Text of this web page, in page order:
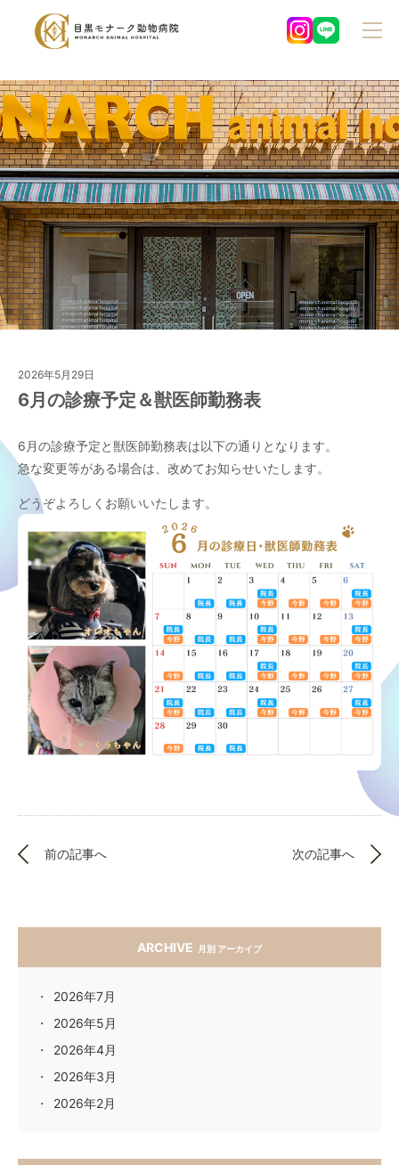
2026年5月29日
6月の診療予定＆獣医師勤務表
6月の診療予定と獣医師勤務表は以下の通りとなります。
急な変更等がある場合は、改めてお知らせいたします。
どうぞよろしくお願いいたします。
前の記事へ 次の記事へ
ARCHIVE 月別 アーカイブ
2026年7月
2026年5月
2026年4月
2026年3月
2026年2月